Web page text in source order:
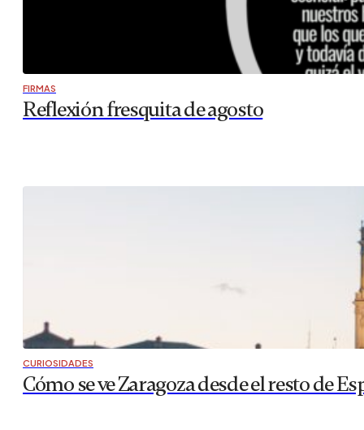
FIRMAS
Reflexión fresquita de agosto
CURIOSIDADES
Cómo se ve Zaragoza desde el resto de